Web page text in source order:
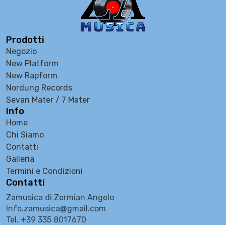
Prodotti
Negozio
New Platform
New Rapform
Nordung Records
Sevan Mater / 7 Mater
Info
Home
Chi Siamo
Contatti
Galleria
Termini e Condizioni
Contatti
Zamusica di Zermian Angelo
Info.zamusica@gmail.com
Tel. +39 335 8017670